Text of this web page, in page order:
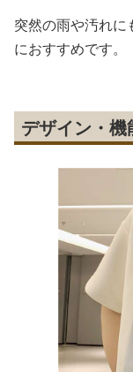
突然の雨や汚れに
におすすめです。
デザイン・